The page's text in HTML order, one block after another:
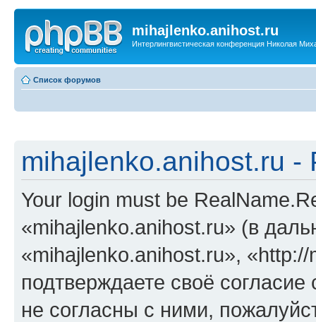
mihajlenko.anihost.ru
Интерлингвистическая конференция Николая
Список форумов
mihajlenko.anihost.ru -
Your login must be
«mihajlenko.anihost.ru» (в
«mihajlenko.anihost.ru»,
подтверждаете своё
не согласны с ними,